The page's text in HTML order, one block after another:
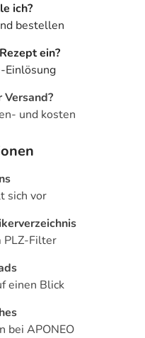
ich?
bestellen
ein?
Einlösung
und kosten
sich vor
Filter
einen Blick
bei APONEO